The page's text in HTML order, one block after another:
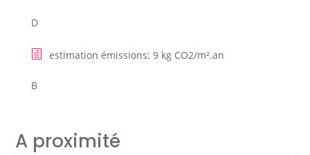
D
estimation émissions: 9 kg CO2/m².an
B
A proximité